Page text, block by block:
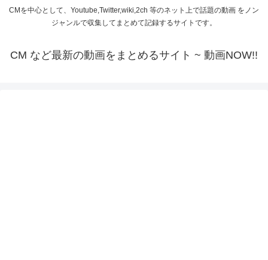
CMを中心として、Youtube,Twitter,wiki,2ch 等のネット上で話題の動画 をノン
ジャンルで収集してまとめて記録するサイトです。
CM など最新の動画をまとめるサイト ~ 動画NOW!!